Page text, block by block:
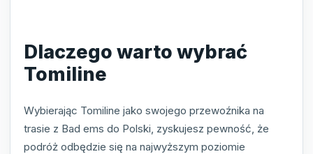
Dlaczego warto wybrać
Tomiline
Wybierając Tomiline jako swojego przewoźnika na
trasie z Bad ems do Polski, zyskujesz pewność, że
podróż odbędzie się na najwyższym poziomie